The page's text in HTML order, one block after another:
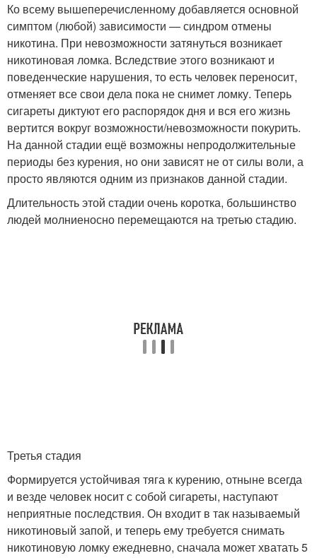
Ко всему вышеперечисленному добавляется основной
симптом (любой) зависимости — синдром отмены
никотина. При невозможности затянуться возникает
никотиновая ломка. Вследствие этого возникают и
поведенческие нарушения, то есть человек переносит,
отменяет все свои дела пока не снимет ломку. Теперь
сигареты диктуют его распорядок дня и вся его жизнь
вертится вокруг возможности/невозможности покурить.
На данной стадии ещё возможны непродолжительные
периоды без курения, но они зависят не от силы воли, а
просто являются одним из признаков данной стадии.
Длительность этой стадии очень коротка, большинство
людей молниеносно перемещаются на третью стадию.
Третья стадия
Формируется устойчивая тяга к курению, отныне всегда
и везде человек носит с собой сигареты, наступают
неприятные последствия. Он входит в так называемый
никотиновый запой, и теперь ему требуется снимать
никотиновую ломку ежедневно, сначала может хватать 5